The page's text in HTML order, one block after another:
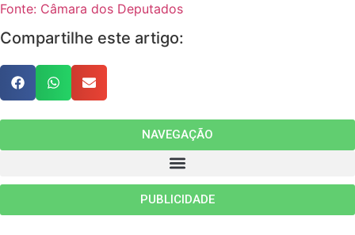
Fonte: Câmara dos Deputados
Compartilhe este artigo:
NAVEGAÇÃO
PUBLICIDADE